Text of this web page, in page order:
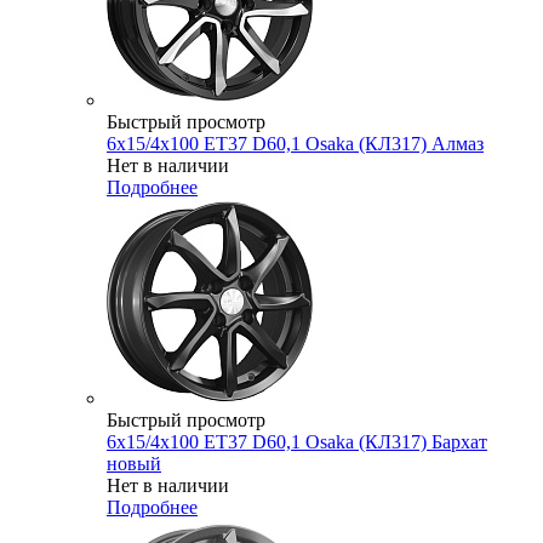
Быстрый просмотр
6x15/4x100 ET37 D60,1 Osaka (КЛ317) Алмаз
Нет в наличии
Подробнее
Быстрый просмотр
6x15/4x100 ET37 D60,1 Osaka (КЛ317) Бархат
новый
Нет в наличии
Подробнее